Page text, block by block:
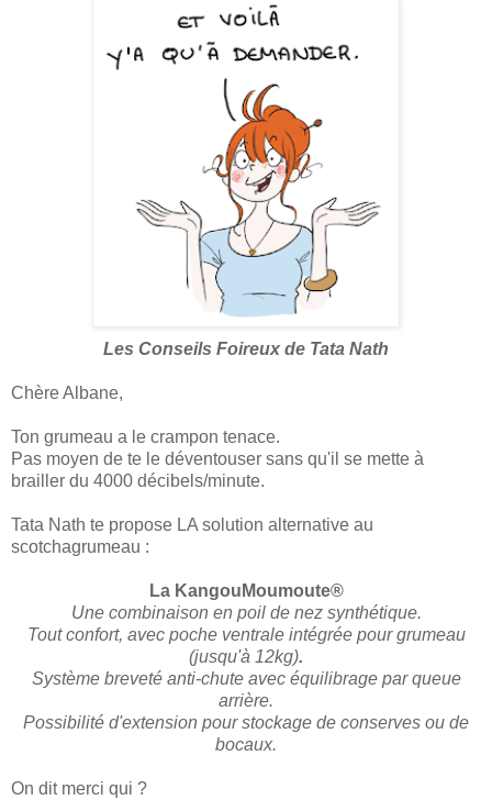
Les Conseils Foireux de Tata Nath
Chère Albane,
Ton grumeau a le crampon tenace.
Pas moyen de te le déventouser sans qu'il se mette à
brailler du 4000 décibels/minute.
Tata Nath te propose LA solution alternative au
scotchagrumeau :
La KangouMoumoute®
Une combinaison en poil de nez synthétique.
Tout confort, avec poche ventrale intégrée pour grumeau
(jusqu'à 12kg).
Système breveté anti-chute avec équilibrage par queue
arrière.
Possibilité d'extension pour stockage de conserves ou de
bocaux.
On dit merci qui ?